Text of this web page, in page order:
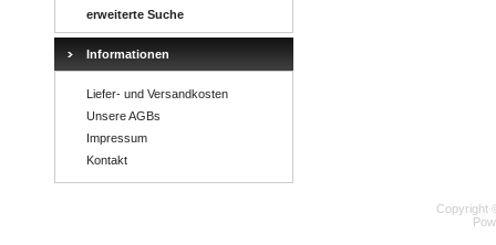
erweiterte Suche
Informationen
Liefer- und Versandkosten
Unsere AGBs
Impressum
Kontakt
Copyright